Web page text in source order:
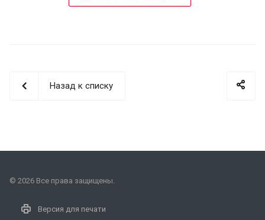
Назад к списку
© 2026 Все права защищены.
Версия для печати